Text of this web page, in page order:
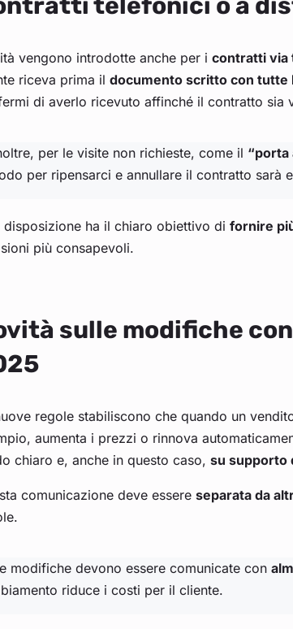
telefonici o a
vengono introdotte anche per i contratti via
riceva prima il documento scritto con tutte
di averlo ricevuto affinché il contratto sia
per le visite non richieste, come il “porta
per ripensarci e annullare il contratto sarà
disposizione ha il chiaro obiettivo di fornire
più consapevoli.
sulle modifiche
regole stabiliscono che quando un
aumenta i prezzi o rinnova
chiaro e, anche in questo caso, su supporto
comunicazione deve essere separata da
modifiche devono essere comunicate con
riduce i costi per il cliente.